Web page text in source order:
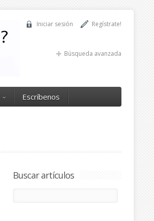
Regístrate!
Iniciar sesión
Búsqueda avanzada
Escríbenos
Buscar artículos